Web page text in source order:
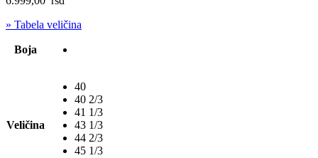
» Tabela veličina
Boja
Veličina
40
40 2/3
41 1/3
43 1/3
44 2/3
45 1/3